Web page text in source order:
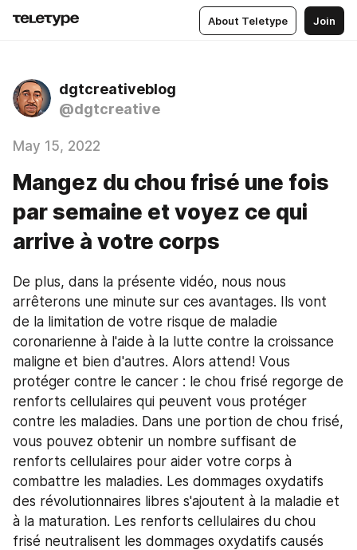
About Teletype Join
dgtcreativeblog
@dgtcreative
May 15, 2022
Mangez du chou frisé une fois
par semaine et voyez ce qui
arrive à votre corps
De plus, dans la présente vidéo, nous nous
arrêterons une minute sur ces avantages. Ils vont
de la limitation de votre risque de maladie
coronarienne à l'aide à la lutte contre la croissance
maligne et bien d'autres. Alors attend! Vous
protéger contre le cancer : le chou frisé regorge de
renforts cellulaires qui peuvent vous protéger
contre les maladies. Dans une portion de chou frisé,
vous pouvez obtenir un nombre suffisant de
renforts cellulaires pour aider votre corps à
combattre les maladies. Les dommages oxydatifs
des révolutionnaires libres s'ajoutent à la maladie et
à la maturation. Les renforts cellulaires du chou
frisé neutralisent les dommages oxydatifs causés